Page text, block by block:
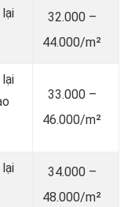
32.000 –
44.000/m²
33.000 –
46.000/m²
34.000 –
48.000/m²